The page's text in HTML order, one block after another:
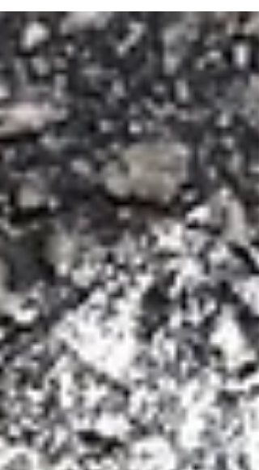
sobreponerse a los retos y lograr grandes
alturas. En el libro habla de 9 principios que te
los recomiendo los conozcas y apliques.
dejarte como invitación a explorar su obra 3 de
ellos que considero refuerzan estos patrones
las mejores prácticas que siguen todos los
líderes para construir g